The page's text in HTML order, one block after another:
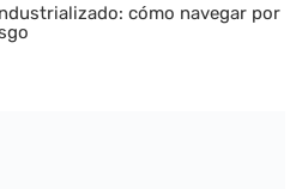
cómo navegar por